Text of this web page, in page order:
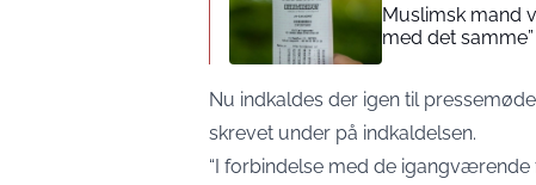
Muslimsk mand
med det samme”
Nu indkaldes der igen til
skrevet under på indkaldelsen.
“I forbindelse med de